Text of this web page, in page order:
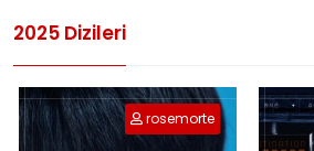
2025 Dizileri
rosemorte